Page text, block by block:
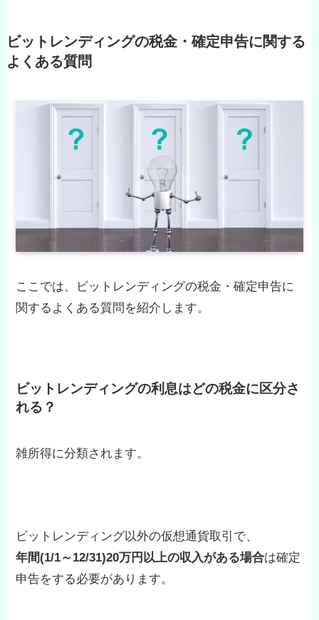
ビットレンディングの税金・確定申告に関する
よくある質問
ここでは、ビットレンディングの税金・確定申告に
関するよくある質問を紹介します。
ビットレンディングの利息はどの税金に区分さ
れる？
雑所得に分類されます。
ビットレンディング以外の仮想通貨取引で、
年間(1/1～12/31)20万円以上の収入がある場合は確定
申告をする必要があります。